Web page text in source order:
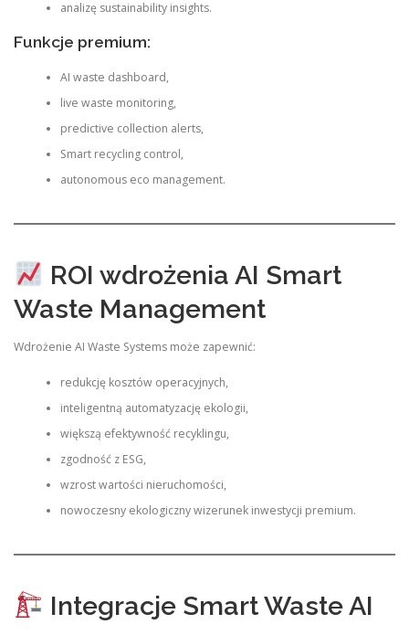
analizę sustainability insights.
Funkcje premium:
AI waste dashboard,
live waste monitoring,
predictive collection alerts,
Smart recycling control,
autonomous eco management.
ROI wdrożenia AI Smart
Waste Management
Wdrożenie AI Waste Systems może zapewnić:
redukcję kosztów operacyjnych,
inteligentną automatyzację ekologii,
większą efektywność recyklingu,
zgodność z ESG,
wzrost wartości nieruchomości,
nowoczesny ekologiczny wizerunek inwestycji premium.
Integracje Smart Waste AI